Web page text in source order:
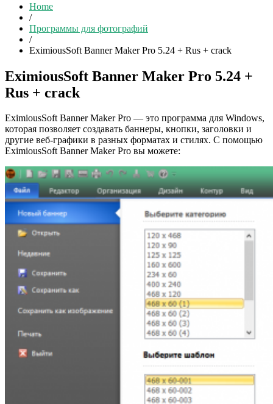
Home
/
Программы для фотографий
/
EximiousSoft Banner Maker Pro 5.24 + Rus + crack
EximiousSoft Banner Maker Pro 5.24 +
Rus + crack
EximiousSoft Banner Maker Pro — это программа для Windows,
которая позволяет создавать баннеры, кнопки, заголовки и
другие веб-графики в разных форматах и стилях. С помощью
EximiousSoft Banner Maker Pro вы можете: